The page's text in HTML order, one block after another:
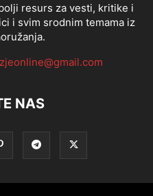
resurs za vesti, kritike i
i svim srodnim temama iz
NAS